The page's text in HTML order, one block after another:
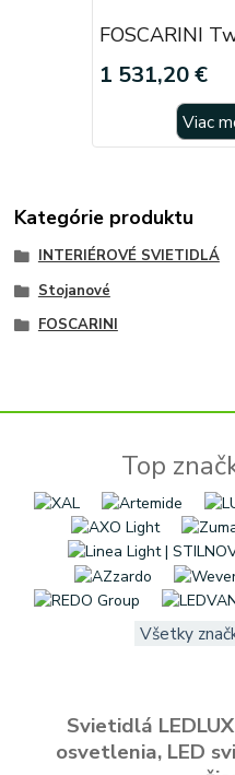
FOSCARINI
1 531,20 €
Viac
Kategórie produktu
INTERIÉROVÉ SVIETIDLÁ
Stojanové
FOSCARINI
Top
Všetky
Svietidlá
osvetlenia, LED